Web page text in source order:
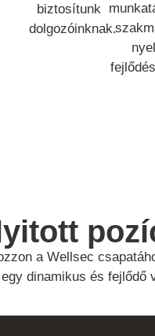
biztosítunk
dolgozóinknak.
a Wellsec
egy dinamikus és fejlődő